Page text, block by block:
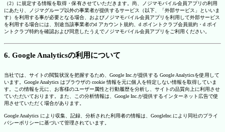
（2）に規定する情報を取得・保有させていただきます。尚、ノジマモバイル会員アプリの利用
にあたり、ノジマグループ以外の事業者が提供するサービス（以下、「外部サービス」といいま
す）を利用する事が必要となる場合、およびノジマモバイル会員アプリを利用して外部サービス
を利用する場合には、別途当該事業者のd アカウント規約、d ポイントクラブ会員規約・d ポイ
ントクラブ特約を確認および同意したうえでノジマモバイル会員アプリをご利用ください。
6. Google Analyticsの利用について
当社では、サイトの閲覧状況を把握するため、Google Inc.が提供する Google Analyticsを使用して
います。Google Analytics はブラウザの cookie 情報を元に個人を特定しない情報を取得していま
す。この情報を元に、お客様のユーザー属性と行動履歴を分析し、サイトの品質向上に利用させ
ていただいております。また、この分析情報は、Google Inc.が提供するインターネット広告で使
用させていただく場合があります。
Google Analytics により収集、記録、分析された利用者の情報は、GoogleInc.により同社のプライ
バシーポリシーに基づいて管理されています。